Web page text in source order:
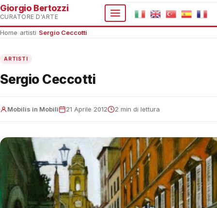
Giorgio Bertozzi
CURATORE D'ARTE
Home artisti Sergio Ceccotti
ARTISTI
Sergio Ceccotti
Mobilis in Mobili 21 Aprile 2012 2 min di lettura